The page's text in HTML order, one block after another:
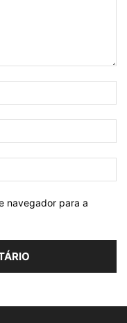
navegador para a